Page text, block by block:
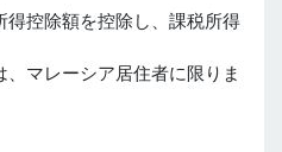
控除額を控除し、課税所得
マレーシア居住者に限りま